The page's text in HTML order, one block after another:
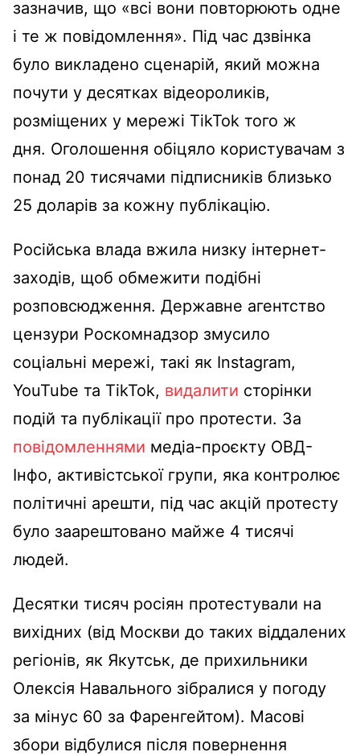
зазначив, що «всі вони повторюють одне
і те ж повідомлення». Під час дзвінка
було викладено сценарій, який можна
почути у десятках відеороликів,
розміщених у мережі TikTok того ж
дня. Оголошення обіцяло користувачам з
понад 20 тисячами підписників близько
25 доларів за кожну публікацію.
Російська влада вжила низку інтернет-
заходів, щоб обмежити подібні
розповсюдження. Державне агентство
цензури Роскомнадзор змусило
соціальні мережі, такі як Instagram,
YouTube та TikTok, видалити сторінки
подій та публікації про протести. За
повідомленнями медіа-проєкту ОВД-
Інфо, активістської групи, яка контролює
політичні арешти, під час акцій протесту
було заарештовано майже 4 тисячі
людей.
Десятки тисяч росіян протестували на
вихідних (від Москви до таких віддалених
регіонів, як Якутськ, де прихильники
Олексія Навального зібралися у погоду
за мінус 60 за Фаренгейтом). Масові
збори відбулися після повернення